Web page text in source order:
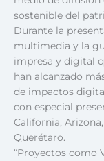
sostenible del
Durante la
multimedia y la
impresa y digital
han alcanzado
de impactos
con especial
California,
Querétaro.
“Proyectos como